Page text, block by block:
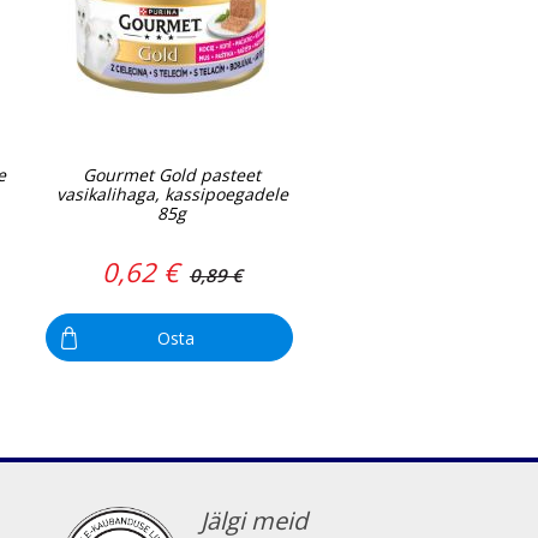
Gourmet Gold pasteet
vasikalihaga, kassipoegadele
85g
0,62 € 0,89 €
Osta
Jälgi meid